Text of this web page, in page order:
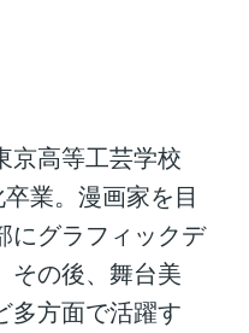
京高等工芸学校
業。漫画家を目
にグラフィックデ
その後、舞台美
多方面で活躍す